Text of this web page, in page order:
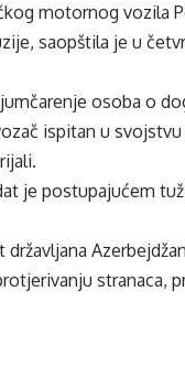
motornog vozila
saopštila je u
osoba o
ispitan u
je postupajućem
stranaca,